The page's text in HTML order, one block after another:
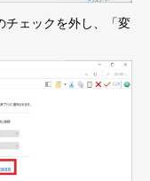
ェックを外し、「変